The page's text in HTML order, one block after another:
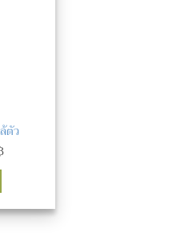
ตัว
Current